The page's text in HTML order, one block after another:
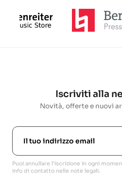
Iscriviti alla
Novità, offerte e nuovi
Puoi annullare l'iscrizione in ogni
info di contatto nelle note legali.